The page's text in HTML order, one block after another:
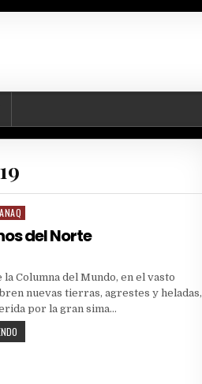
del Norte
la Columna del Mundo, en el vasto
nuevas tierras, agrestes y heladas,
por la gran sima…
LOS
REINOS